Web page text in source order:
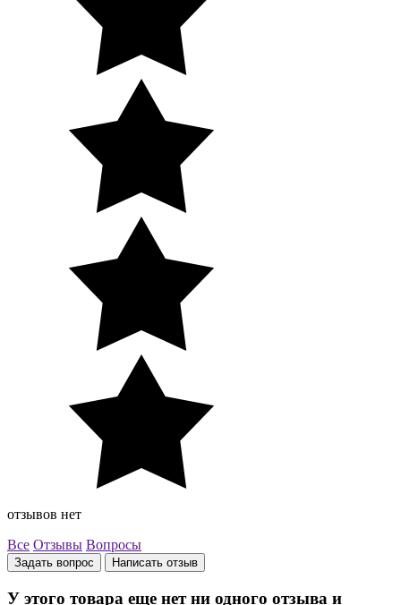
отзывов нет
Все Отзывы Вопросы
Задать вопрос Написать отзыв
У этого товара еще нет ни одного отзыва и